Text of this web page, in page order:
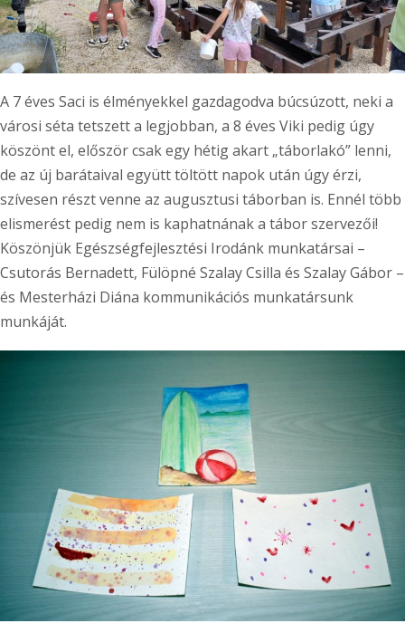
A 7 éves Saci is élményekkel gazdagodva búcsúzott, neki a
városi séta tetszett a legjobban, a 8 éves Viki pedig úgy
köszönt el, először csak egy hétig akart „táborlakó” lenni,
de az új barátaival együtt töltött napok után úgy érzi,
szívesen részt venne az augusztusi táborban is. Ennél több
elismerést pedig nem is kaphatnának a tábor szervezői!
Köszönjük Egészségfejlesztési Irodánk munkatársai –
Csutorás Bernadett, Fülöpné Szalay Csilla és Szalay Gábor –
és Mesterházi Diána kommunikációs munkatársunk
munkáját.